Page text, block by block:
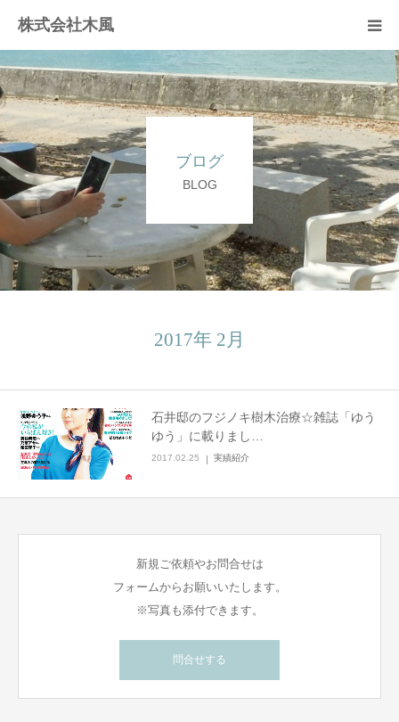
株式会社木風
ブログ
BLOG
2017年 2月
石井邸のフジノキ樹木治療☆雑誌「ゆう
ゆう」に載りまし…
2017.02.25 実績紹介
新規ご依頼やお問合せは
フォームからお願いいたします。
※写真も添付できます。
問合せする
業務案内
資材販売(ブレスパイプ)
樹木医受験応援講座
お問い合せ